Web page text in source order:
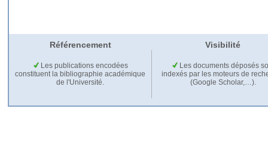
Référencement Visibilité
Les publications encodées
constituent la bibliographie académique
de l'Université.
Les documents déposés
indexés par les moteurs de
(Google Scholar,…).